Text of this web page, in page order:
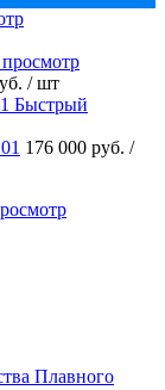
/ шт
Быстрый
176 000 руб. /
Плавного